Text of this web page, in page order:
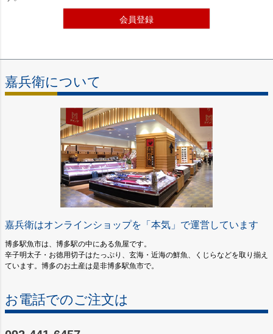
会員登録
嘉兵衛について
嘉兵衛はオンラインショップを「本気」で運営しています
博多駅魚市は、博多駅の中にある魚屋です。
辛子明太子・お徳用切子はたっぷり、玄海・近海の鮮魚、くじらなどを取り揃え
ています。博多のお土産は是非博多駅魚市で。
お電話でのご注文は